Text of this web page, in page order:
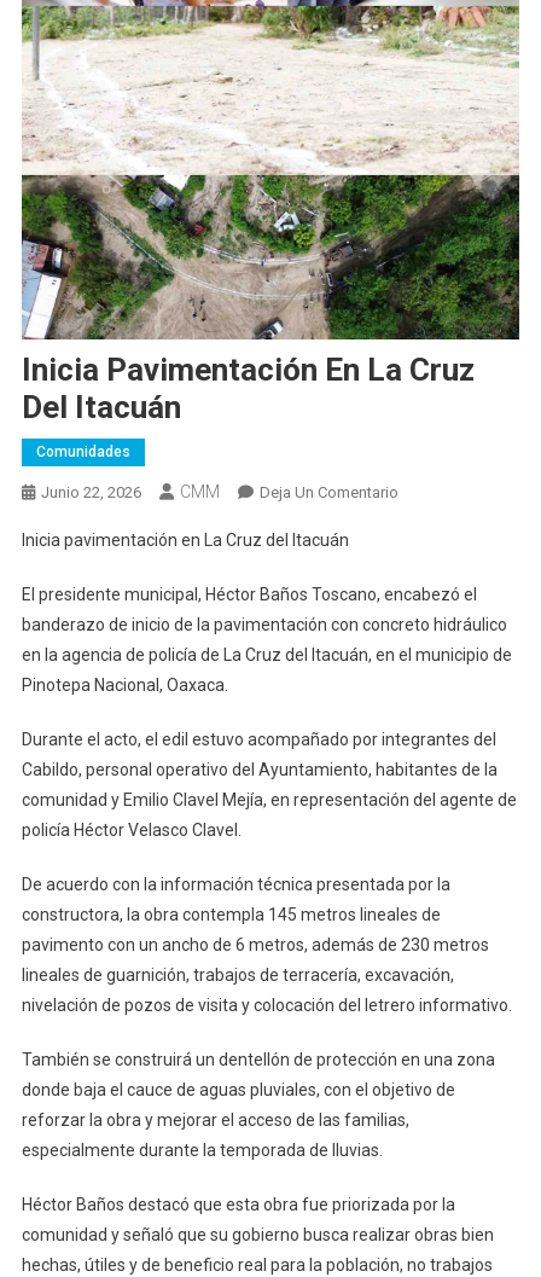
Inicia Pavimentación En La Cruz
Del Itacuán
Comunidades
Junio 22, 2026 CMM Deja Un ComentarioEn
La
Cruz
Del
Inicia pavimentación en La Cruz del Itacuán
El presidente municipal, Héctor Baños Toscano, encabezó el
banderazo de inicio de la pavimentación con concreto hidráulico
en la agencia de policía de La Cruz del Itacuán, en el municipio de
Pinotepa Nacional, Oaxaca.
Durante el acto, el edil estuvo acompañado por integrantes del
Cabildo, personal operativo del Ayuntamiento, habitantes de la
comunidad y Emilio Clavel Mejía, en representación del agente de
policía Héctor Velasco Clavel.
De acuerdo con la información técnica presentada por la
constructora, la obra contempla 145 metros lineales de
pavimento con un ancho de 6 metros, además de 230 metros
lineales de guarnición, trabajos de terracería, excavación,
nivelación de pozos de visita y colocación del letrero informativo.
También se construirá un dentellón de protección en una zona
donde baja el cauce de aguas pluviales, con el objetivo de
reforzar la obra y mejorar el acceso de las familias,
especialmente durante la temporada de lluvias.
Héctor Baños destacó que esta obra fue priorizada por la
comunidad y señaló que su gobierno busca realizar obras bien
hechas, útiles y de beneficio real para la población, no trabajos